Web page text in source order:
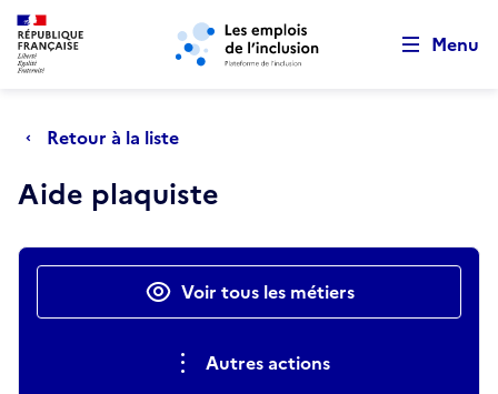
Aller au menu principal Aller au contenu principal
Menu
Retour à la liste
Aide plaquiste
Actions rapidesVoir tous les métiers
Autres actions
Retour au début de la page
Panneau de gestion des cookies